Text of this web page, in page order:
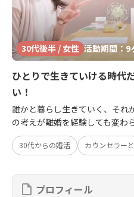
30代後半 / 女性 活動期間：9
ひとりで生きていける時代
い！
誰かと暮らし生きていく、それ
の考えが離婚を経験しても変わ
30代からの婚活 カウンセラー
プロフィール